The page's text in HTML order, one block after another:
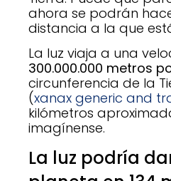
ahora se podrán
distancia a la que
La luz viaja a una
300.000.000 metros
circunferencia de la
(xanax generic and
kilómetros
imagínense.
La luz podría